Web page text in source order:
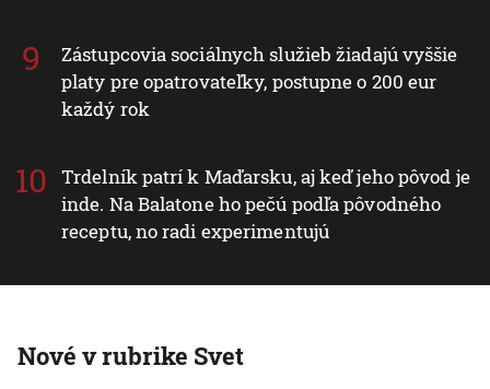
Zástupcovia sociálnych služieb žiadajú vyššie
platy pre opatrovateľky, postupne o 200 eur
každý rok
Trdelník patrí k Maďarsku, aj keď jeho pôvod je
inde. Na Balatone ho pečú podľa pôvodného
receptu, no radi experimentujú
Nové v rubrike Svet